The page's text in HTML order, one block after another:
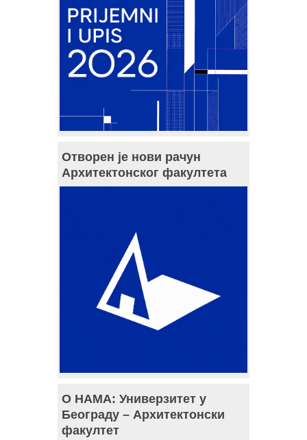
Отворен је нови рачун
Архитектонског факултета
О НАМА: Универзитет у
Београду – Архитектонски
факултет